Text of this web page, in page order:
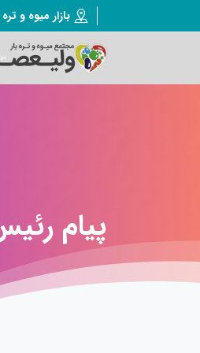
بازار میوه و
پیام